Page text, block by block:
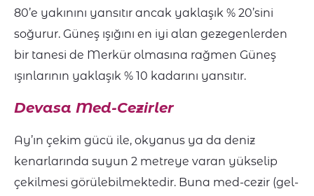
80’e yakınını yansıtır ancak yaklaşık % 20’sini
soğurur. Güneş ışığını en iyi alan gezegenlerden
bir tanesi de Merkür olmasına rağmen Güneş
ışınlarının yaklaşık % 10 kadarını yansıtır.
Devasa Med-Cezirler
Ay’ın çekim gücü ile, okyanus ya da deniz
kenarlarında suyun 2 metreye varan yükselip
çekilmesi görülebilmektedir. Buna med-cezir (gel-